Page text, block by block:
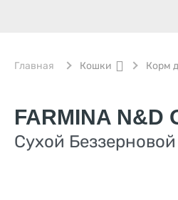
Главная Кошки Корм
FARMINA N&D
Сухой